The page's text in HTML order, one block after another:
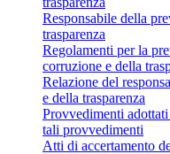
Responsabile della
trasparenza
Regolamenti per la
corruzione e della
Relazione del
e della trasparenza
Provvedimenti
tali provvedimenti
Atti di accertamento